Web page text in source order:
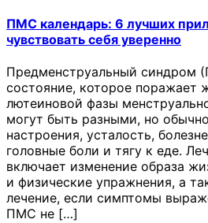
ПМС календарь: 6 лучших
чувствовать себя уверенно
Предменструальный синдром
состояние, которое поражает
лютеиновой фазы
могут быть разными, но
настроения, усталость,
головные боли и тягу к еде.
включает изменение образа
и физические упражнения, а
лечение, если симптомы
ПМС не […]